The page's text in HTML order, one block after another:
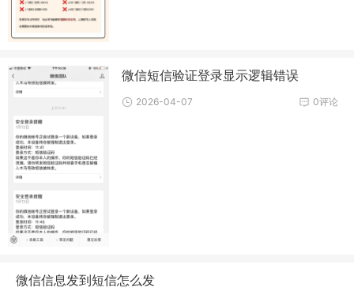
微信短信验证登录显示逻辑错误
0评论
2026-04-07
微信信息发到短信怎么发